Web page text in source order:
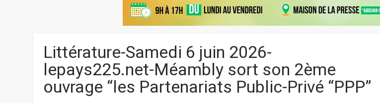
Littérature-Samedi 6 juin 2026-
lepays225.net-Méambly sort son 2ème
ouvrage “les Partenariats Public-Privé “PPP”